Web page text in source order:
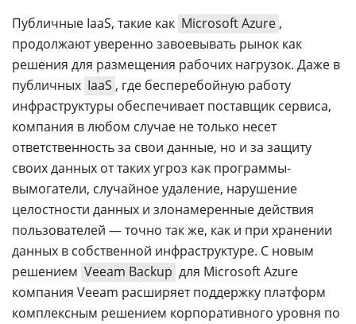
Публичные IaaS, такие как Microsoft Azure ,
продолжают уверенно завоевывать рынок как
решения для размещения рабочих нагрузок. Даже в
публичных IaaS , где бесперебойную работу
инфраструктуры обеспечивает поставщик сервиса,
компания в любом случае не только несет
ответственность за свои данные, но и за защиту
своих данных от таких угроз как программы-
вымогатели, случайное удаление, нарушение
целостности данных и злонамеренные действия
пользователей — точно так же, как и при хранении
данных в собственной инфраструктуре. С новым
решением Veeam Backup для Microsoft Azure
компания Veeam расширяет поддержку платформ
комплексным решением корпоративного уровня по